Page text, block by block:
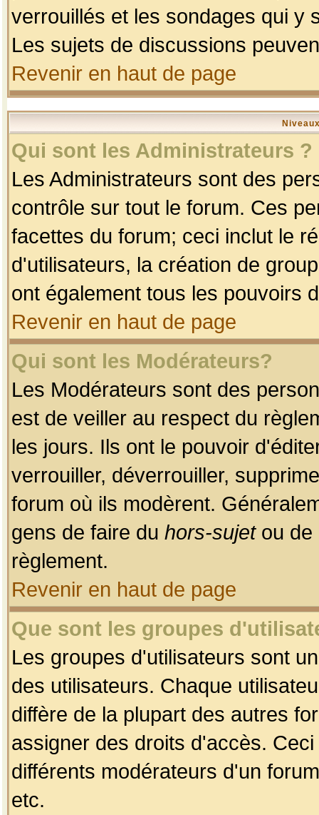
verrouillés et les sondages qui y
Les sujets de discussions
Revenir en haut de page
Qui sont les Administrateurs ?
Les Administrateurs sont des
contrôle sur tout le forum. Ces
facettes du forum; ceci inclut le
d'utilisateurs, la création de
ont également tous les pouvoirs
Revenir en haut de page
Qui sont les Modérateurs?
Les Modérateurs sont des
est de veiller au respect du
les jours. Ils ont le pouvoir
verrouiller, déverrouiller,
forum où ils modèrent.
gens de faire du hors-sujetou de
règlement.
Revenir en haut de page
Que sont les groupes
Les groupes d'utilisateurs sont
des utilisateurs. Chaque
diffère de la plupart des autres
assigner des droits d'accès.
différents modérateurs d'un
etc.